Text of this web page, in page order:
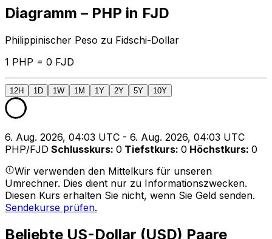
Diagramm – PHP in FJD
Philippinischer Peso zu Fidschi-Dollar
1 PHP = 0 FJD
12H 1D 1W 1M 1Y 2Y 5Y 10Y
6. Aug. 2026, 04:03 UTC - 6. Aug. 2026, 04:03 UTC
PHP/FJD Schlusskurs: 0 Tiefstkurs: 0 Höchstkurs: 0
Wir verwenden den Mittelkurs für unseren
Umrechner. Dies dient nur zu Informationszwecken.
Diesen Kurs erhalten Sie nicht, wenn Sie Geld senden.
Sendekurse prüfen.
Beliebte US-Dollar (USD) Paare